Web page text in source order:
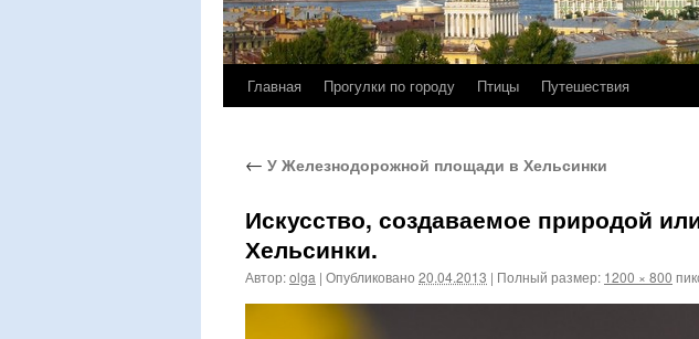
Перейти
содержимому
Главная Прогулки по городу Птицы Путешествия
← У Железнодорожной площади в Хельсинки
Искусство, создаваемое природой
Хельсинки.
Автор:olga | Опубликовано 20.04.2013 | Полный размер: 1200 × 800